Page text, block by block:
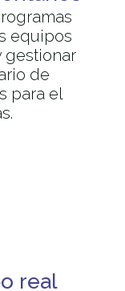
equipos
gestionar
de
para el
real